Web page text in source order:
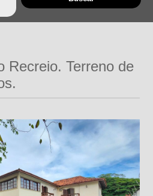
Recreio. Terreno de